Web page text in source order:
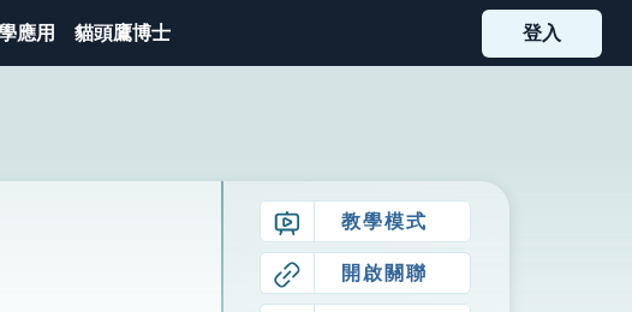
應用 貓頭鷹博士 登入
教學模式
開啟關聯